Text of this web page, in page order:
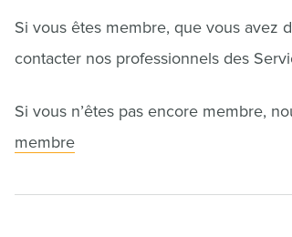
Si vous êtes membre, que vous avez
contacter nos professionnels des
Si vous n’êtes pas encore membre,
membre